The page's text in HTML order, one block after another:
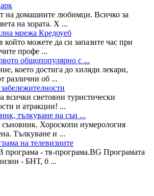
на домашните любимци. Всичко за
на хората. Х ...
мрежа Кредоуеб
който можете да си запазите час при
профе ...
общопопулярно с ...
което достига до хиляди лекари,
различни об ...
всички световни туристически
и атракции! ...
тълкуване на сън ...
Хороскопи нумерология
Тълкуване и ...
на телевизиите
програма - тв-програма.BG Програмата
- БНТ, б ...